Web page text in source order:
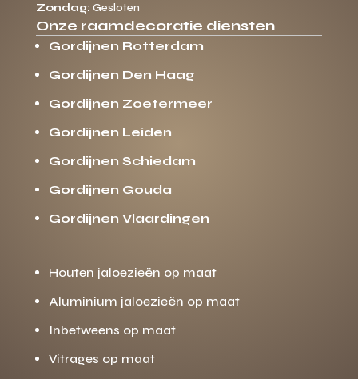
Zondag: Gesloten
Onze raamdecoratie diensten
Gordijnen Rotterdam
Gordijnen Den Haag
Gordijnen Zoetermeer
Gordijnen Leiden
Gordijnen Schiedam
Gordijnen Gouda
Gordijnen Vlaardingen
Houten jaloezieën op maat
Aluminium jaloezieën op maat
Inbetweens op maat
Vitrages op maat